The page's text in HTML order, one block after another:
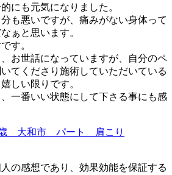
にも元気になりました。
も悪いですが、痛みがない身体って
ぁと思います。
す。
お世話になっていますが、自分のペ
てくださり施術していただいている
しい限りです。
一番いい状態にして下さる事にも感
人の感想であり、効果効能を保証する